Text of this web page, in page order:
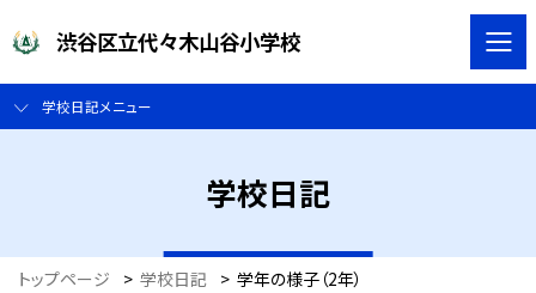
渋谷区立代々木山谷小学校
学校日記メニュー
学校日記
トップページ > 学校日記 > 学年の様子（2年）